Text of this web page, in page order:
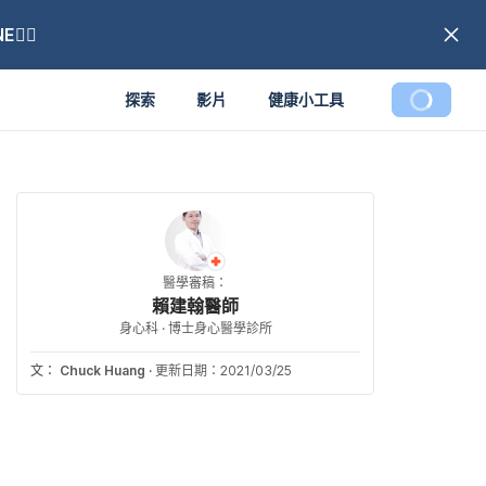
探索 影片 健康小工具
醫學審稿：
賴建翰醫師
身心科 · 博士身心醫學診所
文： Chuck Huang · 更新日期：2021/03/25